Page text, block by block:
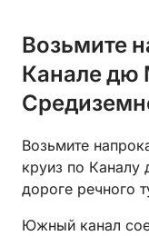
Возьмите
Канале дю
Возьмите
круиз по
дороге речного
Южный канал